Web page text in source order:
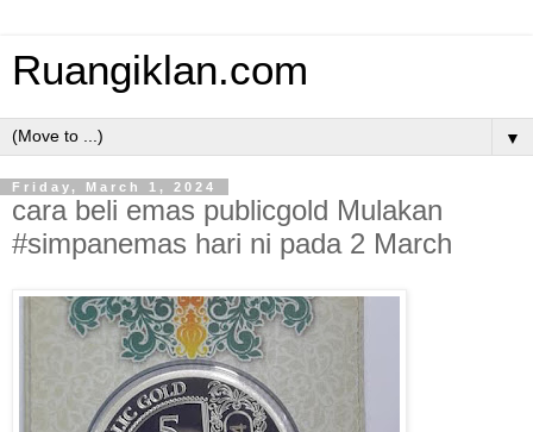
Ruangiklan.com
▼
Friday, March 1, 2024
cara beli emas publicgold Mulakan
#simpanemas hari ni pada 2 March